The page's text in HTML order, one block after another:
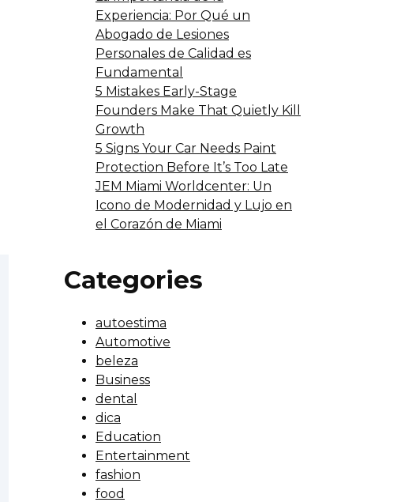
Experiencia: Por Qué un
Abogado de Lesiones
Personales de Calidad es
Fundamental
5 Mistakes Early-Stage
Founders Make That Quietly Kill
Growth
5 Signs Your Car Needs Paint
Protection Before It’s Too Late
JEM Miami Worldcenter: Un
Icono de Modernidad y Lujo en
el Corazón de Miami
Categories
autoestima
Automotive
beleza
Business
dental
dica
Education
Entertainment
fashion
food